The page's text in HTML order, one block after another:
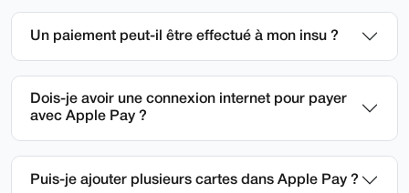
Un paiement peut-il être effectué à mon insu ?
Dois-je avoir une connexion internet pour payer
avec Apple Pay ?
Puis-je ajouter plusieurs cartes dans Apple Pay ?